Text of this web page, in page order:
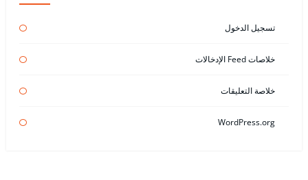
تسجيل الدخول
خلاصات Feed الإدخالات
خلاصة التعليقات
WordPress.org